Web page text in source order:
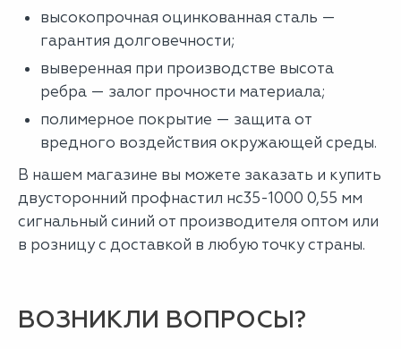
высокопрочная оцинкованная сталь —
гарантия долговечности;
выверенная при производстве высота
ребра — залог прочности материала;
полимерное покрытие — защита от
вредного воздействия окружающей среды.
В нашем магазине вы можете заказать и купить
двусторонний профнастил нс35-1000 0,55 мм
сигнальный синий от производителя оптом или
в розницу с доставкой в любую точку страны.
ВОЗНИКЛИ ВОПРОСЫ?